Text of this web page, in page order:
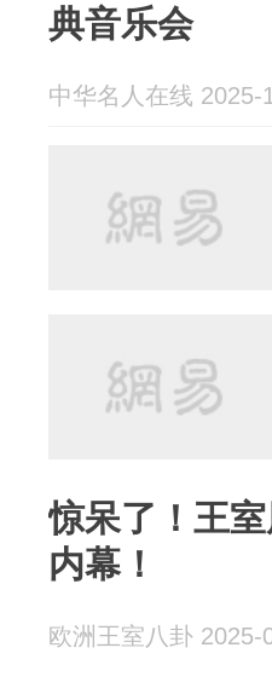
典音乐会
中华名人在线 2025-
惊呆了！王
内幕！
欧洲王室八卦 2025-